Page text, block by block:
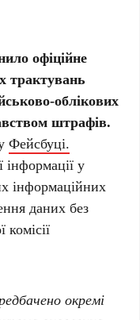
офіційне
трактувань
облікових
штрафів.
Фейсбуці.
у
інформаційних
даних без
окремі